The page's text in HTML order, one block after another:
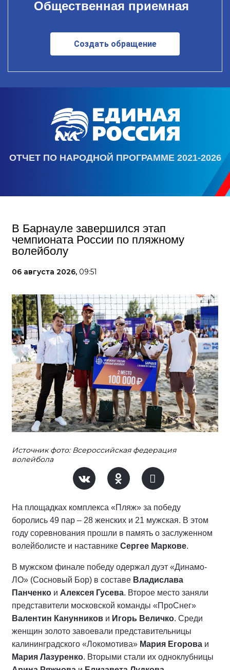
Общественная приемная
Создать обращение
ОТЧЕТ ПО НАРОДНОЙ ПРОГРАММЕ 2021-2026
В Барнауле завершился этап
чемпионата России по пляжному
волейболу
06 августа 2026, 09:51
Источник фото: Всероссийская федерация
волейбола
На площадках комплекса «Пляж» за победу
боролись 49 пар – 28 женских и 21 мужская. В этом
году соревнования прошли в память о заслуженном
волейболисте и наставнике Сергее Маркове.
В мужском финале победу одержал дуэт «Динамо-
ЛО» (Сосновый Бор) в составе Владислава
Панченко и Алексея Гусева. Второе место заняли
представители московской команды «ПроСнег»
Валентин Канунников и Игорь Величко. Среди
женщин золото завоевали представительницы
калининградского «Локомотива» Мария Егорова и
Мария Лазуренко. Вторыми стали их одноклубницы